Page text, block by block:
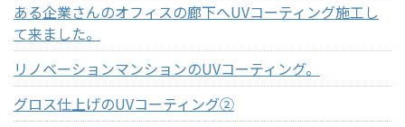
ある企業さんのオフィスの廊下へUVコーティング施工し
て来ました。
リノベーションマンションのUVコーティング。
グロス仕上げのUVコーティング②